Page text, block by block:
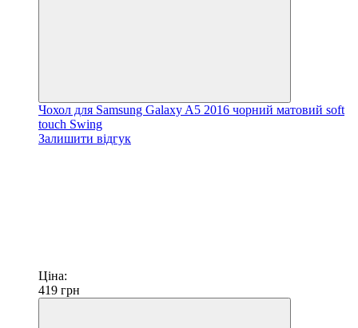
Чохол для Samsung Galaxy A5 2016 чорний матовий soft
touch Swing
Залишити відгук
Ціна:
419 грн